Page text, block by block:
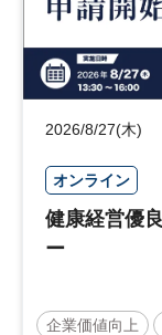
2026/8/27(木)
オンライン
健康経営優
ー
企業価値向上